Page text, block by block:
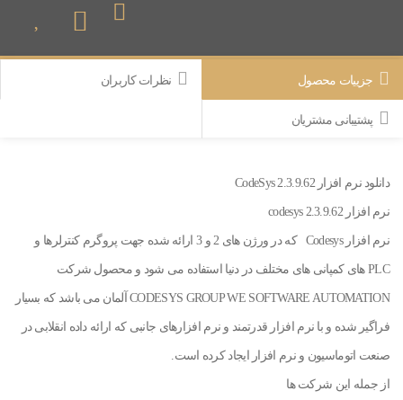
جزییات محصول نظرات کاربران
پشتیبانی مشتریان
دانلود نرم افزار CodeSys 2.3.9.62
نرم افزار codesys 2.3.9.62
نرم افزار Codesys که در ورژن های 2 و 3 ارائه شده جهت پروگرم کنترلرها و
PLC های کمپانی های مختلف در دنیا استفاده می شود و محصول شرکت
CODESYS GROUP WE SOFTWARE AUTOMATION آلمان می باشد که بسیار
فراگیر شده و با نرم افزار قدرتمند و نرم افزارهای جانبی که ارائه داده انقلابی در
صنعت اتوماسیون و نرم افزار ایجاد کرده است.
از جمله این شرکت ها